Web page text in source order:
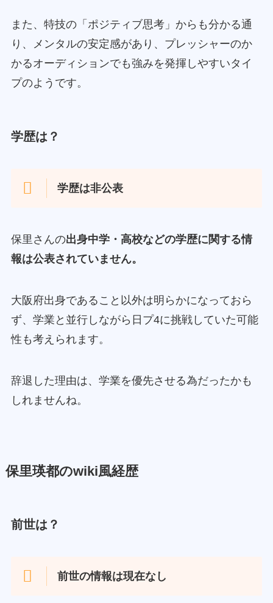
また、特技の「ポジティブ思考」からも分かる通
り、メンタルの安定感があり、プレッシャーのか
かるオーディションでも強みを発揮しやすいタイ
プのようです。
学歴は？
学歴は非公表
保里さんの出身中学・高校などの学歴に関する情
報は公表されていません。
大阪府出身であること以外は明らかになっておら
ず、学業と並行しながら日プ4に挑戦していた可能
性も考えられます。
辞退した理由は、学業を優先させる為だったかも
しれませんね。
保里瑛都のwiki風経歴
前世は？
前世の情報は現在なし